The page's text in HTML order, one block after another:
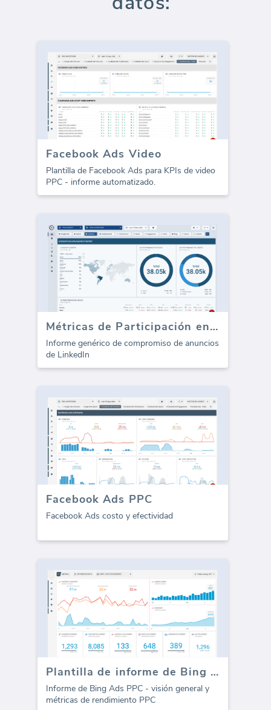
Facebook Ads Video
Plantilla de Facebook Ads para KPIs de video
PPC - informe automatizado.
Métricas de Participación en Anuncios de LinkedIn
Informe genérico de compromiso de anuncios
de LinkedIn
Facebook Ads PPC
Facebook Ads costo y efectividad
Plantilla de informe de Bing Ads PPC (Informe)
Informe de Bing Ads PPC - visión general y
métricas de rendimiento PPC